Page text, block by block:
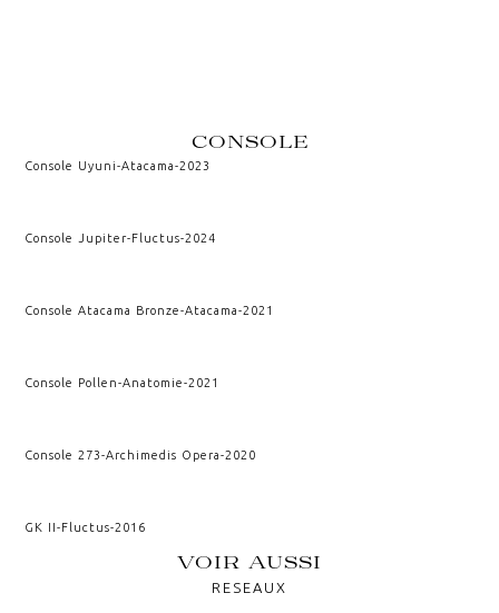
CONSOLE
Console Uyuni-Atacama-2023
Console Jupiter- Fluctus-2024
Console Atacama Bronze-Atacama-2021
Console Pollen-Anatomie-2021
Console 273-Archimedis Opera-2020
GK II- Fluctus-2016
VOIR AUSSI
RESEAUX